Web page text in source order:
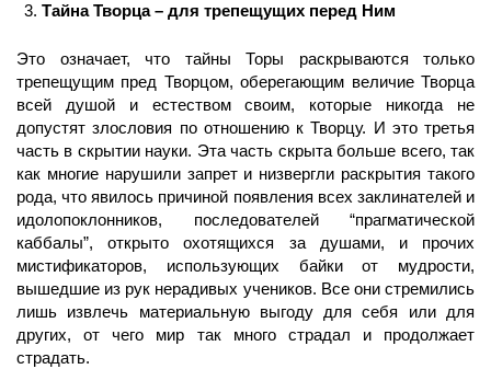
Тайна Творца – для трепещущих перед Ним
Это означает, что тайны Торы раскрываются только
трепещущим пред Творцом, оберегающим величие Творца
всей душой и естеством своим, которые никогда не
допустят злословия по отношению к Творцу. И это третья
часть в скрытии науки. Эта часть скрыта больше всего, так
как многие нарушили запрет и низвергли раскрытия такого
рода, что явилось причиной появления всех заклинателей и
идолопоклонников, последователей “прагматической
каббалы”, открыто охотящихся за душами, и прочих
мистификаторов, использующих байки от мудрости,
вышедшие из рук нерадивых учеников. Все они стремились
лишь извлечь материальную выгоду для себя или для
других, от чего мир так много страдал и продолжает
страдать.